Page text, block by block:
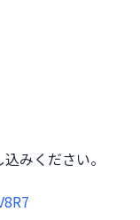
みください。